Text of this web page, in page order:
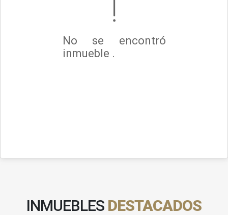
No se encontró
inmueble .
INMUEBLES DESTACADOS